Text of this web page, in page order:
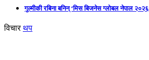
गुल्मीकी रबिना बनिन् ‘मिस बिजनेस ग्लोबल नेपाल
विचार थप